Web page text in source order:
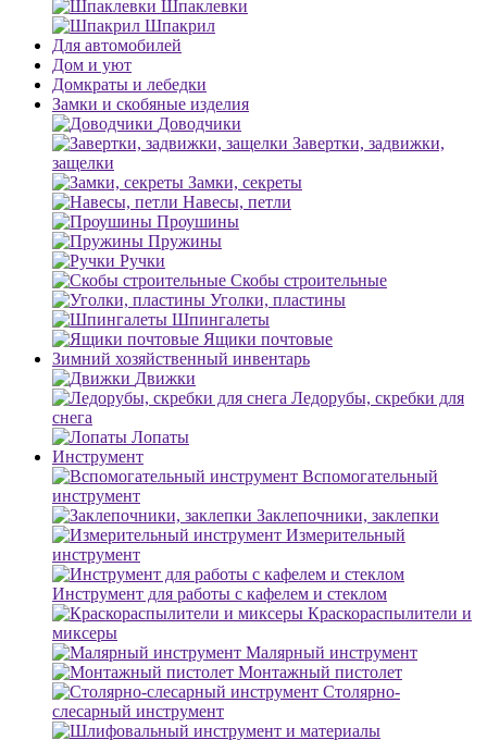
Шпаклевки
Шпакрил
Для автомобилей
Дом и уют
Домкраты и лебедки
Замки и скобяные изделия
Доводчики
Завертки, задвижки,
защелки
Замки, секреты
Навесы, петли
Проушины
Пружины
Ручки
Скобы строительные
Уголки, пластины
Шпингалеты
Ящики почтовые
Зимний хозяйственный инвентарь
Движки
Ледорубы, скребки для
снега
Лопаты
Инструмент
Вспомогательный
инструмент
Заклепочники, заклепки
Измерительный
инструмент
Инструмент для работы с кафелем и стеклом
Краскораспылители и
миксеры
Малярный инструмент
Монтажный пистолет
Столярно-
слесарный инструмент